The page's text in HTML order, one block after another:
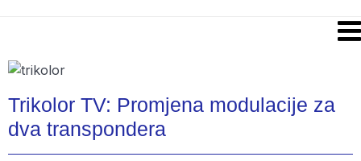
Trikolor TV: Promjena modulacije za
dva transpondera